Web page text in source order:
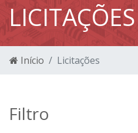
LICITAÇÕES
Início Licitações
Filtro